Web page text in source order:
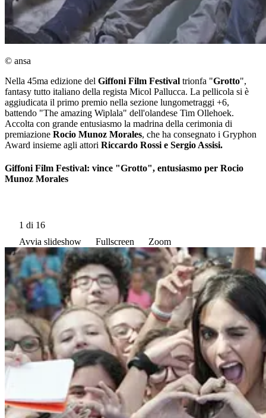
© ansa
Nella 45ma edizione del Giffoni Film Festival trionfa "Grotto",
fantasy tutto italiano della regista Micol Pallucca. La pellicola si è
aggiudicata il primo premio nella sezione lungometraggi +6,
battendo "The amazing Wiplala" dell'olandese Tim Ollehoek.
Accolta con grande entusiasmo la madrina della cerimonia di
premiazione Rocio Munoz Morales, che ha consegnato i Gryphon
Award insieme agli attori Riccardo Rossi e Sergio Assisi.
Giffoni Film Festival: vince "Grotto", entusiasmo per Rocio
Munoz Morales
1 di 16
Avvia slideshow
Fullscreen Zoom